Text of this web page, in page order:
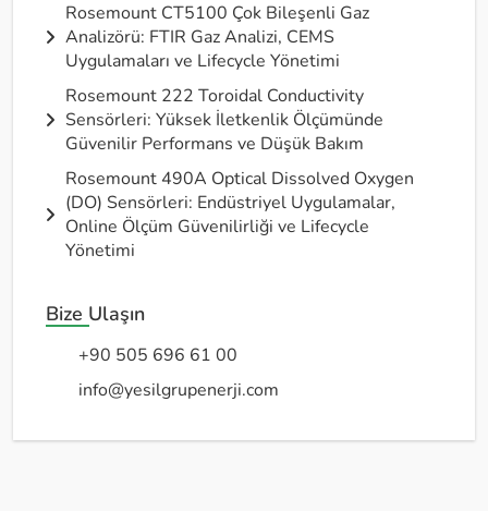
Rosemount CT5100 Çok Bileşenli Gaz
Analizörü: FTIR Gaz Analizi, CEMS
Uygulamaları ve Lifecycle Yönetimi
Rosemount 222 Toroidal Conductivity
Sensörleri: Yüksek İletkenlik Ölçümünde
Güvenilir Performans ve Düşük Bakım
Rosemount 490A Optical Dissolved Oxygen
(DO) Sensörleri: Endüstriyel Uygulamalar,
Online Ölçüm Güvenilirliği ve Lifecycle
Yönetimi
Bize Ulaşın
+90 505 696 61 00
info@yesilgrupenerji.com